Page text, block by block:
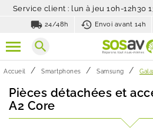
Service client : lun à jeu 10h-12h30
local_shipping 24/48h Envoi avant 14h
search
Accueil Smartphones Samsung
Pièces détachées et
A2 Core